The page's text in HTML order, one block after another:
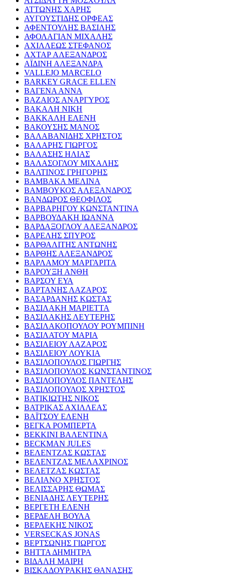
ΑΤΤΩΝΗΣ ΧΑΡΗΣ
ΑΥΓΟΥΣΤΙΔΗΣ ΟΡΦΕΑΣ
ΑΦΕΝΤΟΥΛΗΣ ΒΑΣΙΛΗΣ
ΑΦΟΛΑΓΙΑΝ ΜΙΧΑΛΗΣ
ΑΧΙΛΛΕΩΣ ΣΤΕΦΑΝΟΣ
ΑΧΤΑΡ ΑΛΕΞΑΝΔΡΟΣ
ΑΪΔΙΝΗ ΑΛΕΞΑΝΔΡΑ
VALLEJO MARCELO
BARKEY GRACE ELLEN
ΒΑΓΕΝΑ ΑΝΝΑ
ΒΑΖΑΙΟΣ ΑΝΑΡΓΥΡΟΣ
ΒΑΚΑΛΗ ΝΙΚΗ
ΒΑΚΚΑΛΗ ΕΛΕΝΗ
ΒΑΚΟΥΣΗΣ ΜΑΝΟΣ
ΒΑΛΑΒΑΝΙΔΗΣ ΧΡΗΣΤΟΣ
ΒΑΛΑΡΗΣ ΓΙΩΡΓΟΣ
ΒΑΛΑΣΗΣ ΗΛΙΑΣ
ΒΑΛΑΣΟΓΛΟΥ ΜΙΧΑΛΗΣ
ΒΑΛΤΙΝΟΣ ΓΡΗΓΟΡΗΣ
ΒΑΜΒΑΚΑ ΜΕΛΙΝΑ
ΒΑΜΒΟΥΚΟΣ ΑΛΕΞΑΝΔΡΟΣ
ΒΑΝΔΩΡΟΣ ΘΕΟΦΙΛΟΣ
ΒΑΡΒΑΡΗΓΟΥ ΚΩΝΣΤΑΝΤΙΝΑ
ΒΑΡΒΟΥΔΑΚΗ ΙΩΑΝΝΑ
ΒΑΡΔΑΞΟΓΛΟΥ ΑΛΕΞΑΝΔΡΟΣ
ΒΑΡΕΛΗΣ ΣΠΥΡΟΣ
ΒΑΡΘΑΛΙΤΗΣ ΑΝΤΩΝΗΣ
ΒΑΡΘΗΣ ΑΛΕΞΑΝΔΡΟΣ
ΒΑΡΛΑΜΟΥ ΜΑΡΓΑΡΙΤΑ
ΒΑΡΟΥΞΗ ΑΝΘΗ
ΒΑΡΣΟΥ ΕΥΑ
ΒΑΡΤΑΝΗΣ ΛΑΖΑΡΟΣ
ΒΑΣΑΡΔΑΝΗΣ ΚΩΣΤΑΣ
ΒΑΣΙΛΑΚΗ ΜΑΡΙΕΤΤΑ
ΒΑΣΙΛΑΚΗΣ ΛΕΥΤΕΡΗΣ
ΒΑΣΙΛΑΚΟΠΟΥΛΟΥ ΡΟΥΜΠΙΝΗ
ΒΑΣΙΛΑΤΟΥ ΜΑΡΙΑ
ΒΑΣΙΛΕΙΟΥ ΛΑΖΑΡΟΣ
ΒΑΣΙΛΕΙΟΥ ΛΟΥΚΙΑ
ΒΑΣΙΛΟΠΟΥΛΟΣ ΓΙΩΡΓΗΣ
ΒΑΣΙΛΟΠΟΥΛΟΣ ΚΩΝΣΤΑΝΤΙΝΟΣ
ΒΑΣΙΛΟΠΟΥΛΟΣ ΠΑΝΤΕΛΗΣ
ΒΑΣΙΛΟΠΟΥΛΟΣ ΧΡΗΣΤΟΣ
ΒΑΤΙΚΙΩΤΗΣ ΝΙΚΟΣ
ΒΑΤΡΙΚΑΣ ΑΧΙΛΛΕΑΣ
ΒΑΪΤΣΟΥ ΕΛΕΝΗ
ΒΕΓΚΑ ΡΟΜΠΕΡΤΑ
ΒΕΚΚΙΝΙ ΒΑΛΕΝΤΙΝΑ
BECKMAN JULES
ΒΕΛΕΝΤΖΑΣ ΚΩΣΤΑΣ
ΒΕΛΕΝΤΖΑΣ ΜΕΛΑΧΡΙΝΟΣ
ΒΕΛΕΤΖΑΣ ΚΩΣΤΑΣ
ΒΕΛΙΑΝΟ ΧΡΗΣΤΟΣ
ΒΕΛΙΣΣΑΡΗΣ ΘΩΜΑΣ
ΒΕΝΙΑΔΗΣ ΛΕΥΤΕΡΗΣ
ΒΕΡΓΕΤΗ ΕΛΕΝΗ
ΒΕΡΔΕΛΗ ΒΟΥΛΑ
ΒΕΡΛΕΚΗΣ ΝΙΚΟΣ
VERSECKAS JONAS
ΒΕΡΤΣΩΝΗΣ ΓΙΩΡΓΟΣ
ΒΗΤΤΑ ΔΗΜΗΤΡΑ
ΒΙΔΑΛΗ ΜΑΙΡΗ
ΒΙΣΚΑΔΟΥΡΑΚΗΣ ΘΑΝΑΣΗΣ